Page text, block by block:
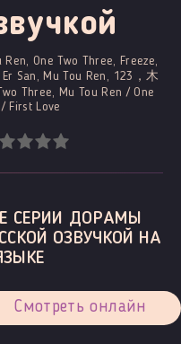
One Two Three, Freeze,
San, Mu Tou Ren, 123，木
Three, Mu Tou Ren / One
First Love
СЕРИИ ДОРАМЫ
ОЗВУЧКОЙ НА
Смотреть онлайн